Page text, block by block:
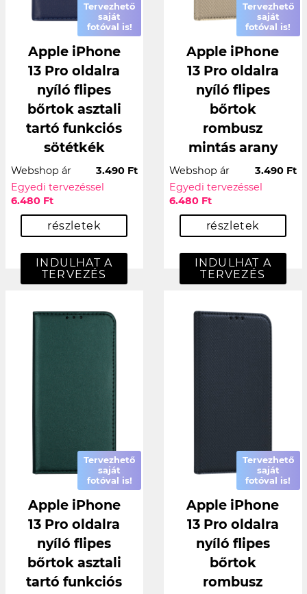
Tervezhető
saját
fotóval is!
Apple iPhone
13 Pro oldalra
nyíló flipes
bőrtok asztali
tartó funkciós
sötétkék
Webshop ár
3.490 Ft
Egyedi tervezéssel
6.480 Ft
részletek
INDULHAT A
TERVEZÉS
Tervezhető
saját
fotóval is!
Apple iPhone
13 Pro oldalra
nyíló flipes
bőrtok
rombusz
mintás arany
Webshop ár
3.490 Ft
Egyedi tervezéssel
6.480 Ft
részletek
INDULHAT A
TERVEZÉS
Tervezhető
saját
fotóval is!
Apple iPhone
13 Pro oldalra
nyíló flipes
bőrtok asztali
tartó funkciós
Tervezhető
saját
fotóval is!
Apple iPhone
13 Pro oldalra
nyíló flipes
bőrtok
rombusz